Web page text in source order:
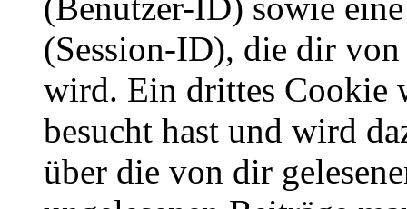
(Benutzer-ID) sowie
(Session-ID), die dir
wird. Ein drittes Cookie
besucht hast und wird
über die von dir